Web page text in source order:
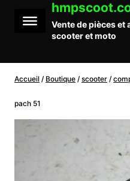
contenu
Vente de pièces
scooter et moto
Accueil / Boutique / scooter /
pach 51